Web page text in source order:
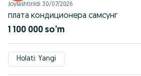
Joylashtirildi 30/07/2026
плата кондиционера самсунг
1 100 000 so’m
Holati: Yangi